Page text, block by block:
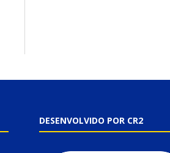
DESENVOLVIDO POR CR2